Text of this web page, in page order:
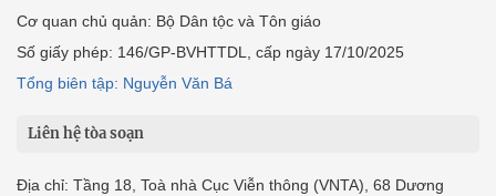
Cơ quan chủ quản: Bộ Dân tộc và Tôn giáo
Số giấy phép: 146/GP-BVHTTDL, cấp ngày 17/10/2025
Tổng biên tập: Nguyễn Văn Bá
Liên hệ tòa soạn
Địa chỉ: Tầng 18, Toà nhà Cục Viễn thông (VNTA), 68 Dương